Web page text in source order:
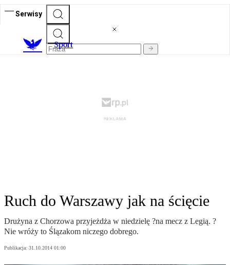
Serwisy
Sport
Ruch do Warszawy jak na ścięcie
Drużyna z Chorzowa przyjeżdża w niedzielę ?na mecz z Legią. ?
Nie wróży to Ślązakom niczego dobrego.
Publikacja: 31.10.2014 01:00